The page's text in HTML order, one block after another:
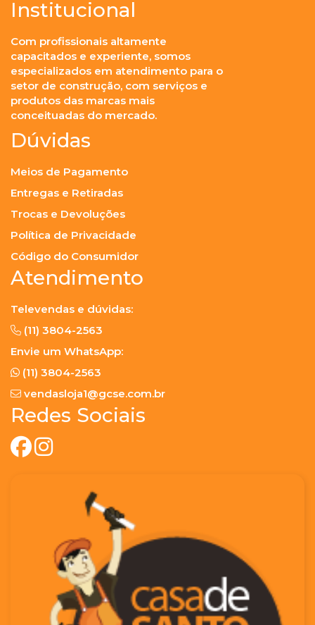
Institucional
Com profissionais altamente
capacitados e experiente, somos
especializados em atendimento para o
setor de construção, com serviços e
produtos das marcas mais
conceituadas do mercado.
Dúvidas
Meios de Pagamento
Entregas e Retiradas
Trocas e Devoluções
Política de Privacidade
Código do Consumidor
Atendimento
Televendas e dúvidas:
(11) 3804-2563
Envie um WhatsApp:
(11) 3804-2563
vendasloja1@gcse.com.br
Redes Sociais